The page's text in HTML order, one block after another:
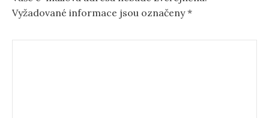
Vyžadované informace jsou označeny*